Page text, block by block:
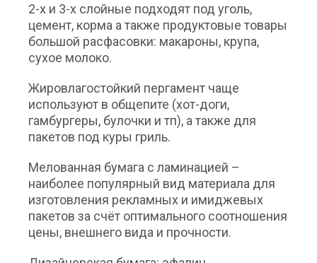
2-х и 3-х слойные подходят под уголь,
цемент, корма а также продуктовые товары
большой расфасовки: макароны, крупа,
сухое молоко.
Жировлагостойкий пергамент чаще
используют в общепите (хот-доги,
гамбургеры, булочки и тп), а также для
пакетов под куры гриль.
Мелованная бумага с ламинацией –
наиболее популярный вид материала для
изготовления рекламных и имиджевых
пакетов за счёт оптимального соотношения
цены, внешнего вида и прочности.